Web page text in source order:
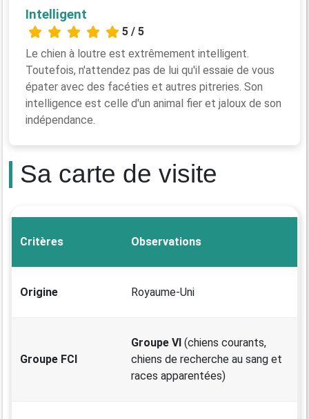
Intelligent
5 / 5
Le chien à loutre est extrêmement intelligent.
Toutefois, n'attendez pas de lui qu'il essaie de vous
épater avec des facéties et autres pitreries. Son
intelligence est celle d'un animal fier et jaloux de son
indépendance.
Sa carte de visite
Critères Observations
Origine Royaume-Uni
Groupe FCI
Groupe VI (chiens courants,
chiens de recherche au sang et
races apparentées)